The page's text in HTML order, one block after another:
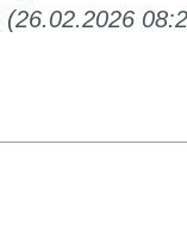
(26.02.2026